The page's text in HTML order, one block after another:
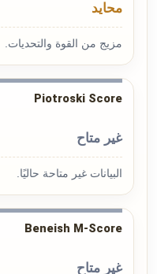
محايد
مزيج من القوة والتحديات.
Piotroski Score
غير متاح
البيانات غير متاحة حاليًا.
Beneish M-Score
غير متاح